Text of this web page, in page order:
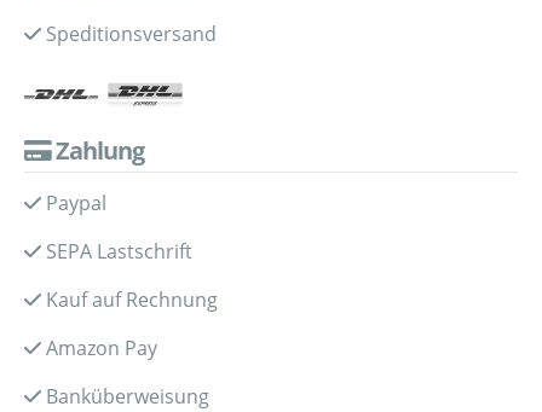
Speditionsversand
Zahlung
Paypal
SEPA Lastschrift
Kauf auf Rechnung
Amazon Pay
Banküberweisung